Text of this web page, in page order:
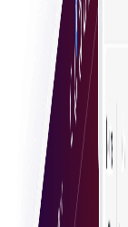
การซื้อที่เรียบง่าย
เริ่มจัดซื้อได้ทัน
ซ้อนในการดำเ
และเข้าถึงสินค้